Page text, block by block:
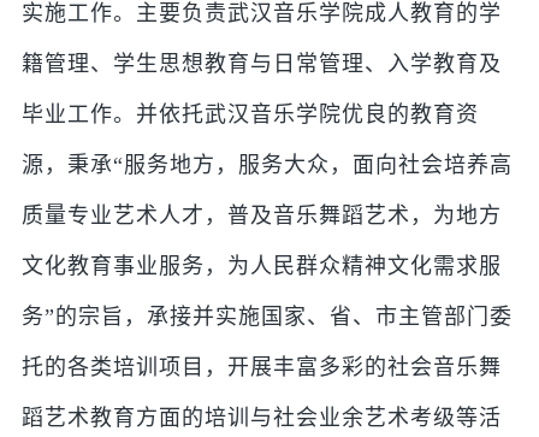
实施工作。主要负责武汉音乐学院成人教育的学
籍管理、学生思想教育与日常管理、入学教育及
毕业工作。并依托武汉音乐学院优良的教育资
源，秉承“服务地方，服务大众，面向社会培养高
质量专业艺术人才，普及音乐舞蹈艺术，为地方
文化教育事业服务，为人民群众精神文化需求服
务”的宗旨，承接并实施国家、省、市主管部门委
托的各类培训项目，开展丰富多彩的社会音乐舞
蹈艺术教育方面的培训与社会业余艺术考级等活